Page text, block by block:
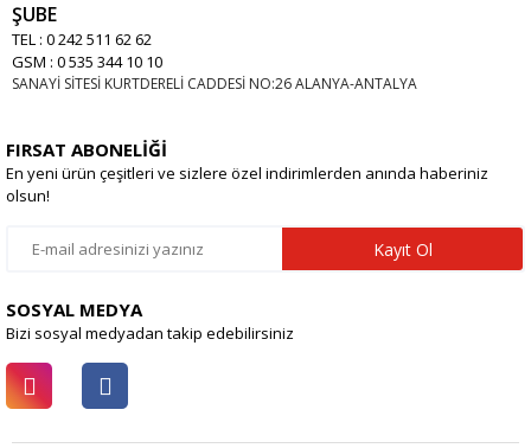
ŞUBE
TEL : 0 242 511 62 62
GSM : 0 535 344 10 10
SANAYİ SİTESİ KURTDERELİ CADDESİ NO:26 ALANYA-ANTALYA
FIRSAT ABONELİĞİ
En yeni ürün çeşitleri ve sizlere özel indirimlerden anında haberiniz
olsun!
Kayıt Ol
SOSYAL MEDYA
Bizi sosyal medyadan takip edebilirsiniz